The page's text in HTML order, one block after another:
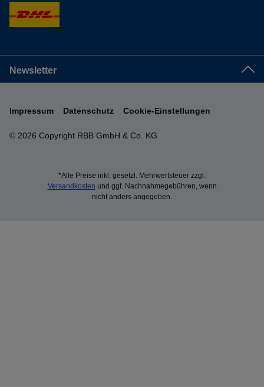
Newsletter
© 2026 Copyright RBB GmbH & Co. KG
Impressum Datenschutz Cookie-Einstellungen
*Alle Preise inkl. gesetzl. Mehrwertsteuer zzgl.
Versandkosten und ggf. Nachnahmegebühren, wenn
nicht anders angegeben.